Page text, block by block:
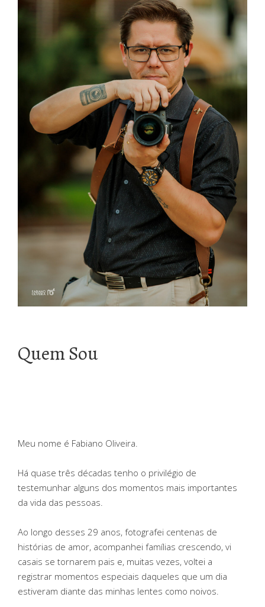
Quem Sou
Meu nome é Fabiano Oliveira.
Há quase três décadas tenho o privilégio de
testemunhar alguns dos momentos mais importantes
da vida das pessoas.
Ao longo desses 29 anos, fotografei centenas de
histórias de amor, acompanhei famílias crescendo, vi
casais se tornarem pais e, muitas vezes, voltei a
registrar momentos especiais daqueles que um dia
estiveram diante das minhas lentes como noivos.